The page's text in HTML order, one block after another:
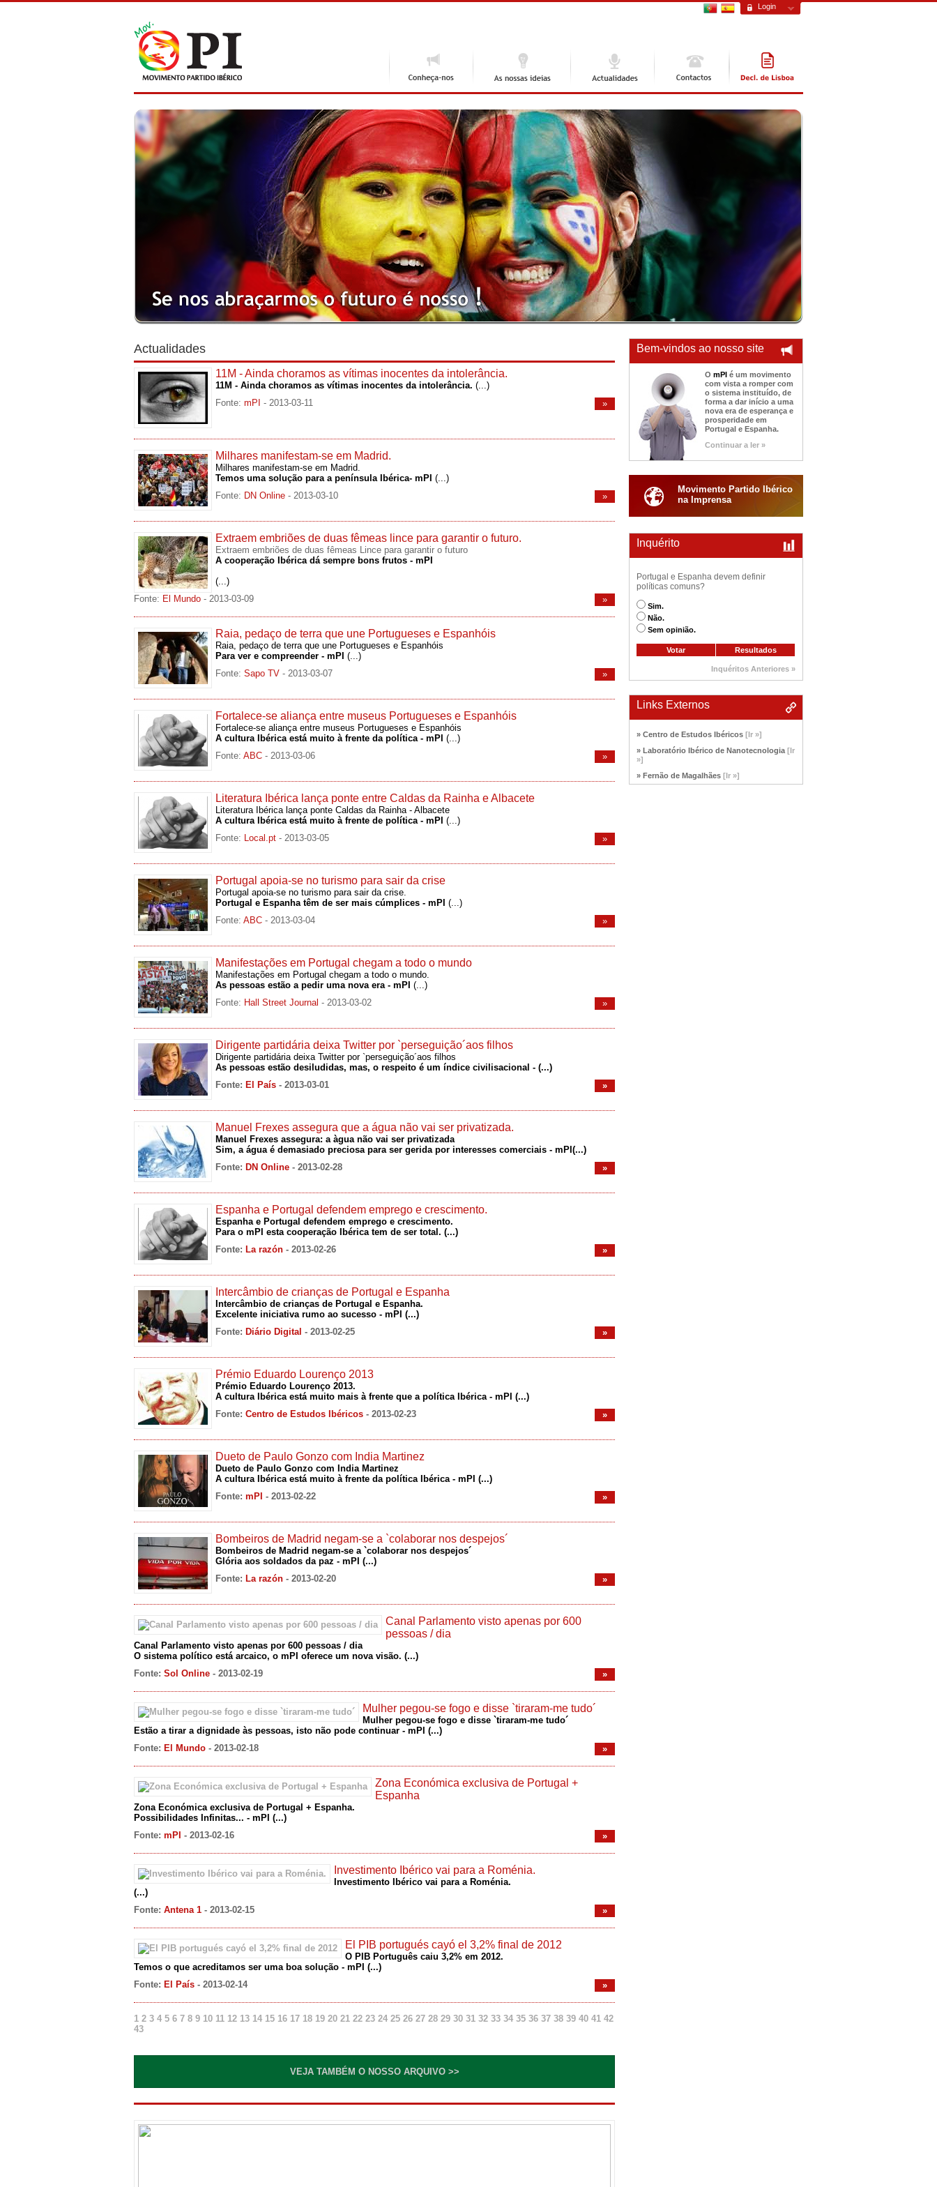
Login
Actualidades
11M - Ainda choramos as vítimas inocentes da intolerância.
11M - Ainda choramos as vítimas inocentes da intolerância. (...)
Fonte: mPI - 2013-03-11 »
Milhares manifestam-se em Madrid.
Milhares manifestam-se em Madrid.
Temos uma solução para a península Ibérica- mPI (...)
Fonte: DN Online - 2013-03-10 »
Extraem embriões de duas fêmeas lince para garantir o futuro.
Extraem embriões de duas fêmeas Lince para garantir o futuro
A cooperação Ibérica dá sempre bons frutos - mPI
(...)
Fonte: El Mundo - 2013-03-09 »
Raia, pedaço de terra que une Portugueses e Espanhóis
Raia, pedaço de terra que une Portugueses e Espanhóis
Para ver e compreender - mPI (...)
Fonte: Sapo TV - 2013-03-07 »
Fortalece-se aliança entre museus Portugueses e Espanhóis
Fortalece-se aliança entre museus Portugueses e Espanhóis
A cultura Ibérica está muito à frente da política - mPI (...)
Fonte: ABC - 2013-03-06 »
Literatura Ibérica lança ponte entre Caldas da Rainha e Albacete
Literatura Ibérica lança ponte Caldas da Rainha - Albacete
A cultura Ibérica está muito à frente de política - mPI (...)
Fonte: Local.pt - 2013-03-05 »
Portugal apoia-se no turismo para sair da crise
Portugal apoia-se no turismo para sair da crise.
Portugal e Espanha têm de ser mais cúmplices - mPI (...)
Fonte: ABC - 2013-03-04 »
Manifestações em Portugal chegam a todo o mundo
Manifestações em Portugal chegam a todo o mundo.
As pessoas estão a pedir uma nova era - mPI (...)
Fonte: Hall Street Journal - 2013-03-02 »
Dirigente partidária deixa Twitter por `perseguição´aos filhos
Dirigente partidária deixa Twitter por `perseguição´aos filhos
As pessoas estão desiludidas, mas, o respeito é um índice civilisacional - (...)
Fonte: El País - 2013-03-01 »
Manuel Frexes assegura que a água não vai ser privatizada.
Manuel Frexes assegura: a àgua não vai ser privatizada
Sim, a água é demasiado preciosa para ser gerida por interesses comerciais - mPI(...)
Fonte: DN Online - 2013-02-28 »
Espanha e Portugal defendem emprego e crescimento.
Espanha e Portugal defendem emprego e crescimento.
Para o mPI esta cooperação Ibérica tem de ser total. (...)
Fonte: La razón - 2013-02-26 »
Intercâmbio de crianças de Portugal e Espanha
Intercâmbio de crianças de Portugal e Espanha.
Excelente iniciativa rumo ao sucesso - mPI (...)
Fonte: Diário Digital - 2013-02-25 »
Prémio Eduardo Lourenço 2013
Prémio Eduardo Lourenço 2013.
A cultura Ibérica está muito mais à frente que a política Ibérica - mPI (...)
Fonte: Centro de Estudos Ibéricos - 2013-02-23 »
Dueto de Paulo Gonzo com India Martinez
Dueto de Paulo Gonzo com India Martinez
A cultura Ibérica está muito à frente da política Ibérica - mPI (...)
Fonte: mPI - 2013-02-22 »
Bombeiros de Madrid negam-se a `colaborar nos despejos´
Bombeiros de Madrid negam-se a `colaborar nos despejos´
Glória aos soldados da paz - mPI (...)
Fonte: La razón - 2013-02-20 »
Canal Parlamento visto apenas por 600
pessoas / dia
Canal Parlamento visto apenas por 600 pessoas / dia
O sistema político está arcaico, o mPI oferece um nova visão. (...)
Fonte: Sol Online - 2013-02-19 »
Mulher pegou-se fogo e disse `tiraram-me tudo´
Mulher pegou-se fogo e disse `tiraram-me tudo´
Estão a tirar a dignidade às pessoas, isto não pode continuar - mPI (...)
Fonte: El Mundo - 2013-02-18 »
Zona Económica exclusiva de Portugal +
Espanha
Zona Económica exclusiva de Portugal + Espanha.
Possibilidades Infinitas... - mPI (...)
Fonte: mPI - 2013-02-16 »
Investimento Ibérico vai para a Roménia.
Investimento Ibérico vai para a Roménia.
(...)
Fonte: Antena 1 - 2013-02-15 »
El PIB portugués cayó el 3,2% final de 2012
O PIB Português caiu 3,2% em 2012.
Temos o que acreditamos ser uma boa solução - mPI (...)
Fonte: El País - 2013-02-14 »
1 2 3 4 5 6 7 8 9 10 11 12 13 14 15 16 17 18 19 20 21 22 23 24 25 26 27 28 29 30 31 32 33 34 35 36 37 38 39 40 41 42
43
VEJA TAMBÉM O NOSSO ARQUIVO >>
Bem-vindos ao nosso site
O mPI é um movimento
com vista a romper com
o sistema instituído, de
forma a dar início a uma
nova era de esperança e
prosperidade em
Portugal e Espanha.
Continuar a ler »
Movimento Partido Ibérico
na Imprensa
Inquérito
Portugal e Espanha devem definir
políticas comuns?
Sim.
Não.
Sem opinião.
Inquéritos Anteriores »
Links Externos
» Centro de Estudos Ibéricos [Ir »]
» Laboratório Ibérico de Nanotecnologia [Ir
»]
» Fernão de Magalhães [Ir »]